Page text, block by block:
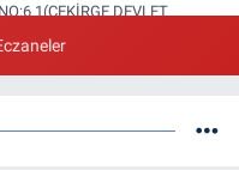
1(ÇEKİRGE DEVLET